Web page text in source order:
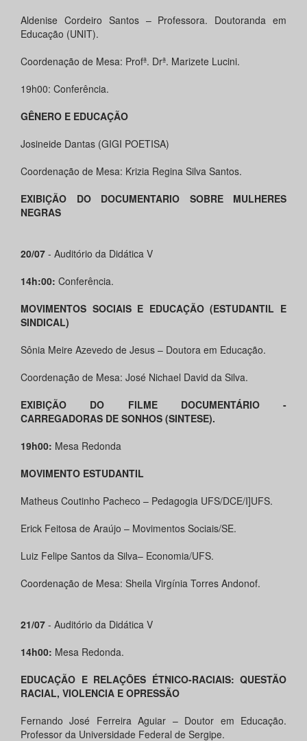
Aldenise Cordeiro Santos – Professora. Doutoranda em
Educação (UNIT).
Coordenação de Mesa: Profª. Drª. Marizete Lucini.
19h00: Conferência.
GÊNERO E EDUCAÇÃO
Josineide Dantas (GIGI POETISA)
Coordenação de Mesa: Krizia Regina Silva Santos.
EXIBIÇÃO DO DOCUMENTARIO SOBRE MULHERES
NEGRAS
20/07 - Auditório da Didática V
14h:00: Conferência.
MOVIMENTOS SOCIAIS E EDUCAÇÃO (ESTUDANTIL E
SINDICAL)
Sônia Meire Azevedo de Jesus – Doutora em Educação.
Coordenação de Mesa: José Nichael David da Silva.
EXIBIÇÃO DO FILME DOCUMENTÁRIO -
CARREGADORAS DE SONHOS (SINTESE).
19h00: Mesa Redonda
MOVIMENTO ESTUDANTIL
Matheus Coutinho Pacheco – Pedagogia UFS/DCE/I]UFS.
Erick Feitosa de Araújo – Movimentos Sociais/SE.
Luiz Felipe Santos da Silva– Economia/UFS.
Coordenação de Mesa: Sheila Virgínia Torres Andonof.
21/07 - Auditório da Didática V
14h00: Mesa Redonda.
EDUCAÇÃO E RELAÇÕES ÉTNICO-RACIAIS: QUESTÃO
RACIAL, VIOLENCIA E OPRESSÃO
Fernando José Ferreira Aguiar – Doutor em Educação.
Professor da Universidade Federal de Sergipe.